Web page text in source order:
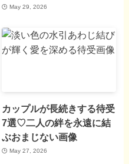
May 29, 2026
カップルが長続きする待受
7選♡二人の絆を永遠に結
ぶおまじない画像
May 27, 2026